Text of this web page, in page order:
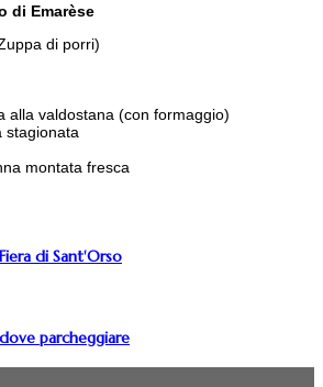
di Emarèse
di porri)
alla valdostana (con formaggio)
stagionata
montata fresca
di Sant'Orso
parcheggiare